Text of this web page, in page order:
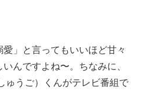
」と言ってもいいほど甘々
んですよね〜。ちなみに、
ゅうご）くんがテレビ番組で